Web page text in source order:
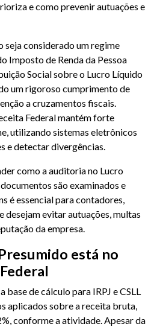
e como prevenir autuações e
seja considerado um regime
Imposto de Renda da Pessoa
Social sobre o Lucro Líquido
um rigoroso cumprimento de
a cruzamentos fiscais.
Federal mantém forte
utilizando sistemas eletrônicos
e detectar divergências.
como a auditoria no Lucro
são examinados e
é essencial para contadores,
desejam evitar autuações, multas
da empresa.
está no
base de cálculo para IRPJ e CSLL
aplicados sobre a receita bruta,
conforme a atividade. Apesar da